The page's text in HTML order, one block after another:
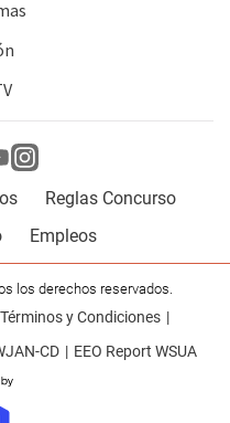
Reglas Concurso
Empleos
los derechos reservados.
Términos y Condiciones
CD EEO Report WSUA